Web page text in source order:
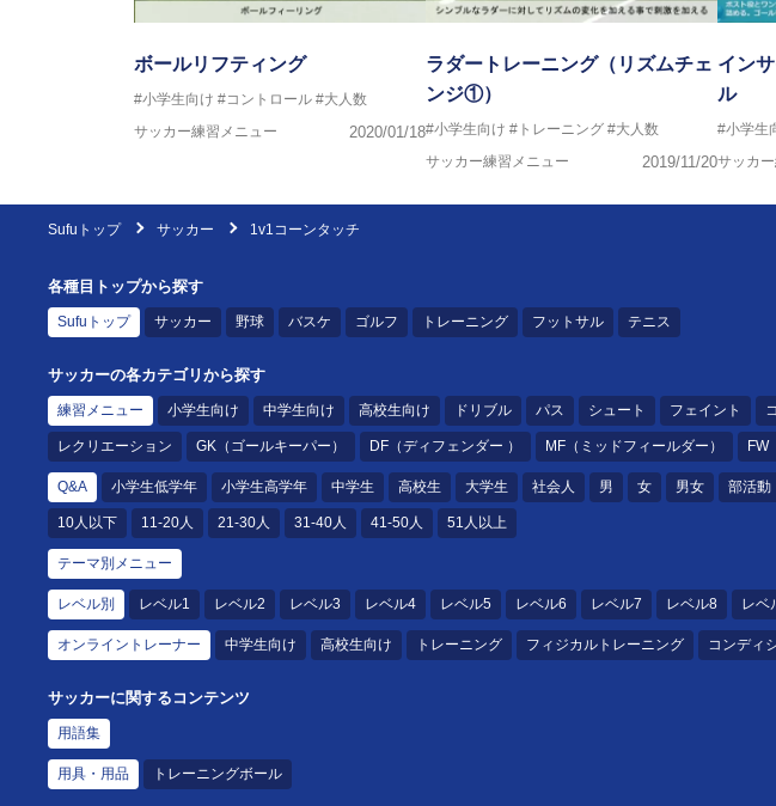
ボールリフティング
#小学生向け #コントロール #大人数
サッカー練習メニュー
2020/01/18
ラダートレーニング（リズムチェ
ンジ①）
#小学生向け #トレーニング #大人数
サッカー練習メニュー
2019/11/20
イン
ル
#小学生
サッカ
Sufuトップ サッカー 1v1コーンタッチ
各種目トップから探す
Sufuトップ サッカー 野球 バスケ ゴルフ トレーニング フットサル テニス
サッカーの各カテゴリから探す
練習メニュー 小学生向け 中学生向け 高校生向け ドリブル パス シュート フェイント
レクリエーション GK（ゴールキーパー） DF（ディフェンダー ） MF（ミッドフィールダー） FW
Q&A 小学生低学年 小学生高学年 中学生 高校生 大学生 社会人 男 女 男女 部活動
10人以下 11-20人 21-30人 31-40人 41-50人 51人以上
テーマ別メニュー
レベル別 レベル1 レベル2 レベル3 レベル4 レベル5 レベル6 レベル7 レベル8 レベ
オンライントレーナー 中学生向け 高校生向け トレーニング フィジカルトレーニング コンディ
サッカーに関するコンテンツ
用語集
用具・用品 トレーニングボール